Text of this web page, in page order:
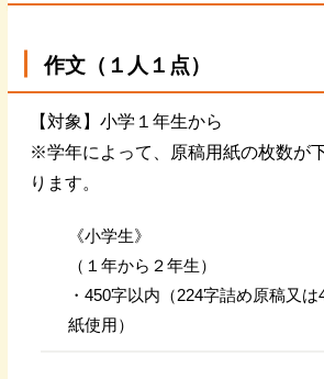
作文（１人１点）
【対象】小学１年生から
※学年によって、原稿用紙の枚数が
ります。
《小学生》
（１年から２年生）
・450字以内（224字詰め原稿又
紙使用）